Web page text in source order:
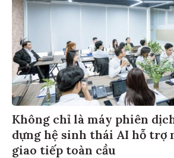
Không chỉ là máy phiên
dựng hệ sinh thái AI hỗ trợ
giao tiếp toàn cầu